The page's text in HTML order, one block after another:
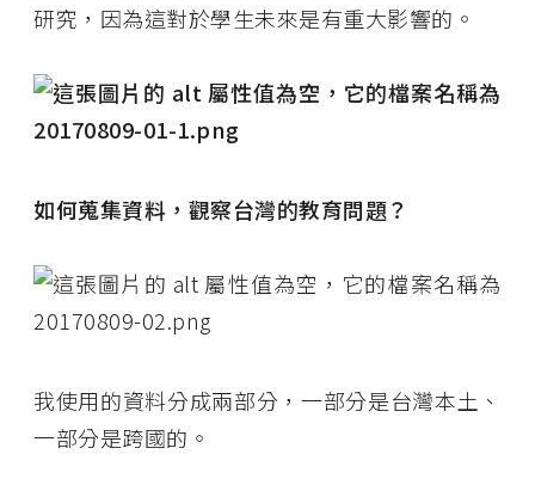
研究，因為這對於學生未來是有重大影響的。
如何蒐集資料，觀察台灣的教育問題？
我使用的資料分成兩部分，一部分是台灣本土、
一部分是跨國的。